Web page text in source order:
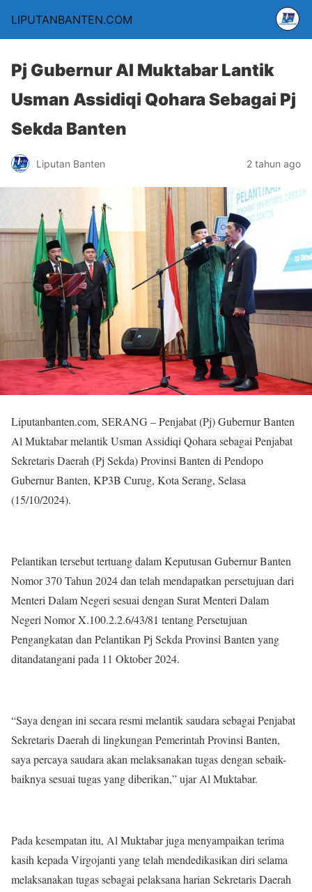
LIPUTANBANTEN.COM
Pj Gubernur Al Muktabar Lantik
Usman Assidiqi Qohara Sebagai Pj
Sekda Banten
Liputan Banten 2 tahun ago
Liputanbanten.com, SERANG – Penjabat (Pj) Gubernur Banten
Al Muktabar melantik Usman Assidiqi Qohara sebagai Penjabat
Sekretaris Daerah (Pj Sekda) Provinsi Banten di Pendopo
Gubernur Banten, KP3B Curug, Kota Serang, Selasa
(15/10/2024).
Pelantikan tersebut tertuang dalam Keputusan Gubernur Banten
Nomor 370 Tahun 2024 dan telah mendapatkan persetujuan dari
Menteri Dalam Negeri sesuai dengan Surat Menteri Dalam
Negeri Nomor X.100.2.2.6/43/81 tentang Persetujuan
Pengangkatan dan Pelantikan Pj Sekda Provinsi Banten yang
ditandatangani pada 11 Oktober 2024.
“Saya dengan ini secara resmi melantik saudara sebagai Penjabat
Sekretaris Daerah di lingkungan Pemerintah Provinsi Banten,
saya percaya saudara akan melaksanakan tugas dengan sebaik-
baiknya sesuai tugas yang diberikan,” ujar Al Muktabar.
Pada kesempatan itu, Al Muktabar juga menyampaikan terima
kasih kepada Virgojanti yang telah mendedikasikan diri selama
melaksanakan tugas sebagai pelaksana harian Sekretaris Daerah